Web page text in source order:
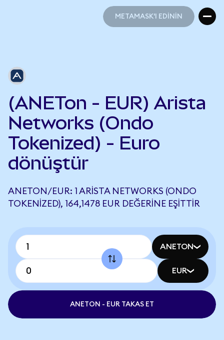
METAMASK'I EDİNİN
(ANETon - EUR) Arista
Networks (Ondo
Tokenized) - Euro
dönüştür
ANETON/EUR: 1 ARISTA NETWORKS (ONDO
TOKENIZED), 164,1478 EUR DEĞERINE EŞITTIR
ANETON
EUR
ANETON - EUR TAKAS ET